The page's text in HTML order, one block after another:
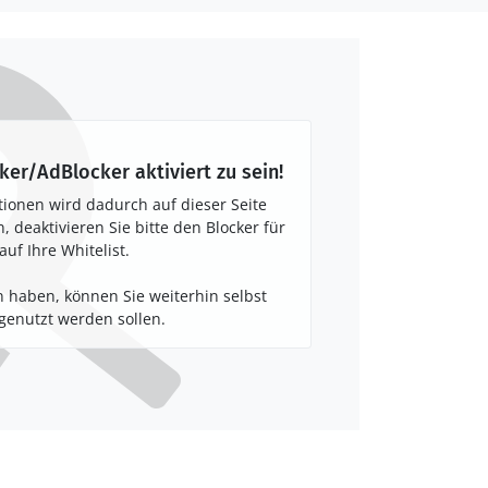
AdBlocker aktiviert zu sein!
wird dadurch auf dieser Seite
deaktivieren Sie bitte den Blocker für
Ihre Whitelist.
können Sie weiterhin selbst
werden sollen.